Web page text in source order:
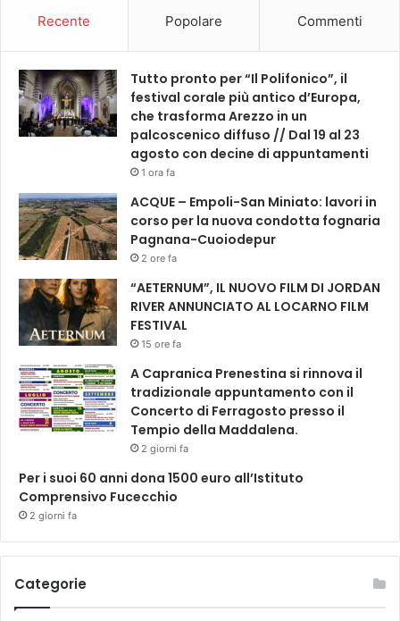
Recente Popolare Commenti
Tutto pronto per “Il Polifonico”, il
festival corale più antico d’Europa,
che trasforma Arezzo in un
palcoscenico diffuso // Dal 19 al 23
agosto con decine di appuntamenti
1 ora fa
ACQUE – Empoli-San Miniato: lavori in
corso per la nuova condotta fognaria
Pagnana-Cuoiodepur
2 ore fa
“AETERNUM”, IL NUOVO FILM DI JORDAN
RIVER ANNUNCIATO AL LOCARNO FILM
FESTIVAL
15 ore fa
A Capranica Prenestina si rinnova il
tradizionale appuntamento con il
Concerto di Ferragosto presso il
Tempio della Maddalena.
2 giorni fa
Per i suoi 60 anni dona 1500 euro all’Istituto
Comprensivo Fucecchio
2 giorni fa
Categorie